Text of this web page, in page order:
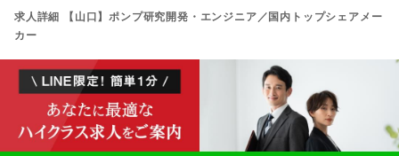
求人詳細 【山口】ポンプ研究開発・エンジニア／国内トップシェアメー
カー